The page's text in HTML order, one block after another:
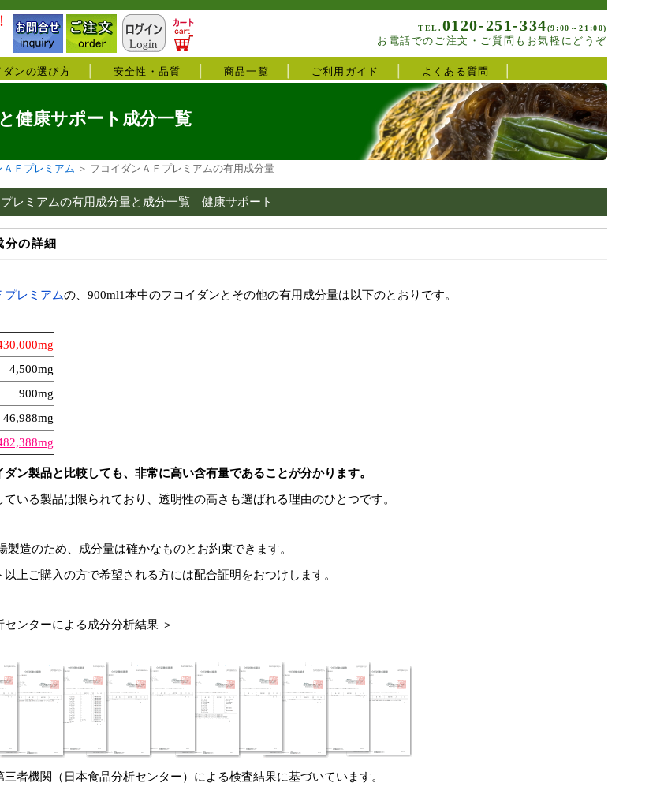
TEL. 0120-251-334(9:00～21:00)
お電話でのご注文・ご質問もお気軽にどうぞ
健康サポート成分一覧
ＡＦプレミアム ＞ フコイダンＡＦプレミアムの有用成分量
レミアムの有用成分量と成分一覧｜健康サポート
分の詳細
プレミアムの、900ml1本中のフコイダンとその他の有用成分量は以下のとおりです。
4,500mg
900mg
46,988mg
ン製品と比較しても、非常に高い含有量であることが分かります。
ている製品は限られており、透明性の高さも選ばれる理由のひとつです。
製造のため、成分量は確かなものとお約束できます。
上ご購入の方で希望される方には配合証明をおつけします。
センターによる成分分析結果 ＞
者機関（日本食品分析センター）による検査結果に基づいています。
ダンの選び方 安全性・品質 商品一覧 ご利用ガイド よくある質問